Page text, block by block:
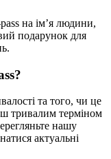
на ім’я людини,
подарунок для
та того, чи це
тривалим терміном
нашу
актуальні